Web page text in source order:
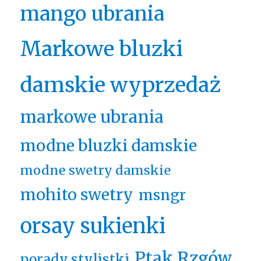
mango ubrania
Markowe bluzki
damskie wyprzedaż
markowe ubrania
modne bluzki damskie
modne swetry damskie
mohito swetry msngr
orsay sukienki